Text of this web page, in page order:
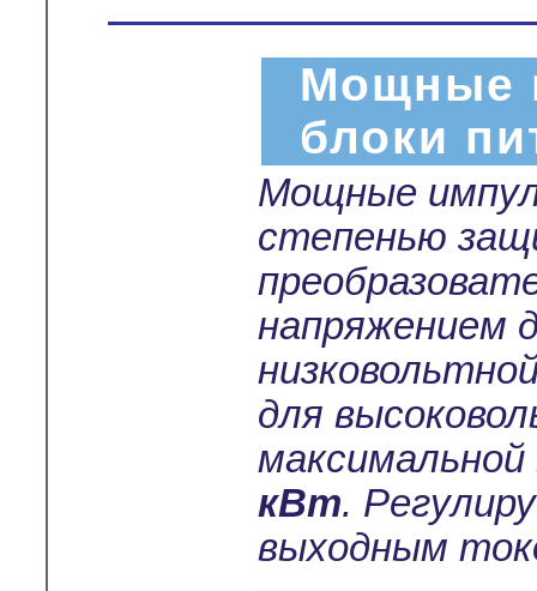
Мощные
блоки
Мощные
степенью
напряжением
для
кВт.
выходным